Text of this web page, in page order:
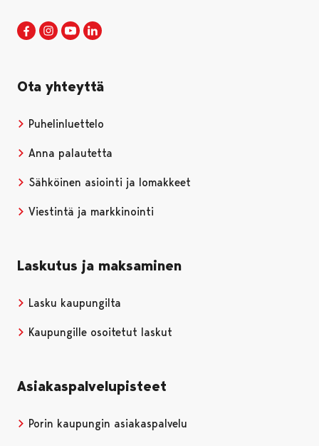
Porin kaupunki Facebookissa
Avautuu uudessa välilehdessä
Porin kaupunki Instagramissa
Avautuu uudessa välilehdessä
Porin kaupunki Youtubessa
Avautuu uudessa välilehdessä
Ota yhteyttä
Puhelinluettelo
Anna palautetta
Sähköinen asiointi ja lomakkeet
Viestintä ja markkinointi
Laskutus ja maksaminen
Lasku kaupungilta
Kaupungille osoitetut laskut
Asiakaspalvelupisteet
Porin kaupungin asiakaspalvelu